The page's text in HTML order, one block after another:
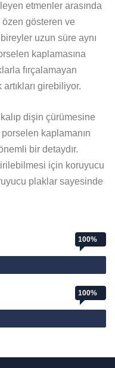
etmenler arasında
özen gösteren ve
uzun süre aynı
kaplamasına
fırçalamayan
girebiliyor.
dişin çürümesine
kaplamanın
bir detaydır.
için koruyucu
plaklar sayesinde
100%
100%